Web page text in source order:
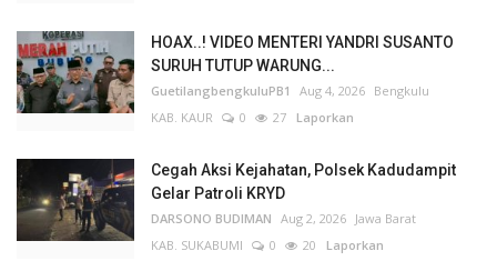
HOAX..! VIDEO MENTERI YANDRI SUSANTO
SURUH TUTUP WARUNG...
GuetilangbengkuluPB1 Aug 4, 2026 Bengkulu
KAB. KAUR
0 27 Laporkan
Cegah Aksi Kejahatan, Polsek Kadudampit
Gelar Patroli KRYD
DARSONO BUDIMAN Aug 2, 2026 Jawa Barat
KAB. SUKABUMI
0 20 Laporkan